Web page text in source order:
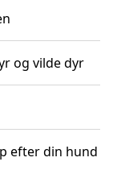
og vilde dyr
efter din hund